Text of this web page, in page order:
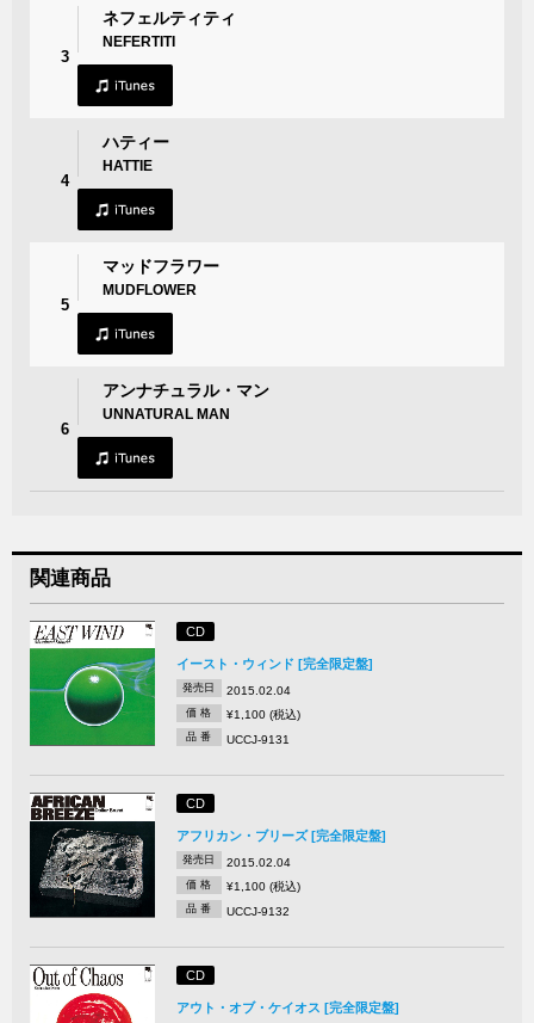
3
ネフェルティティ
NEFERTITI
4
ハティー
HATTIE
5
マッドフラワー
MUDFLOWER
6
アンナチュラル・マン
UNNATURAL MAN
関連商品
CD
イースト・ウィンド [完全限定盤]
発売日 2015.02.04
価 格 ¥1,100 (税込)
品 番 UCCJ-9131
CD
アフリカン・ブリーズ [完全限定盤]
発売日 2015.02.04
価 格 ¥1,100 (税込)
品 番 UCCJ-9132
CD
アウト・オブ・ケイオス [完全限定盤]